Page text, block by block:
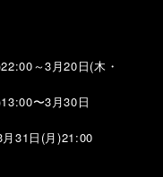
～3月20日(木・
〜3月30日
月31 日 (月)21:00